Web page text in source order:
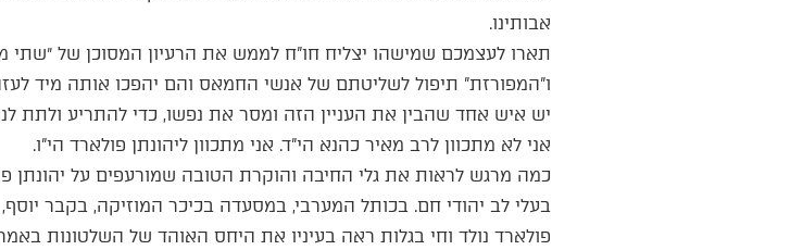
אבותינו.
תארו לעצמכם שמישהו יצליח חו”ח לממש את הרעיון המסוכן של ״שתי
ו”המפורזת” תיפול לשליטתם של אנשי החמאס והם יהפכו אותה מיד לעזה
יש איש אחד שהבין את העניין הזה ומסר את נפשו, כדי להתריע ולתת
אני לא מתכוון לרב מאיר כהנא הי”ד. אני מתכוון ליהונתן פולארד הי”ו.
כמה מרגש לראות את גלי החיבה והוקרת הטובה שמורעפים על יהונתן
בעלי לב יהודי חם. בכותל המערבי, במסעדה בכיכר המוזיקה, בקבר
פולארד נולד וחי בגלות ראה בעיניו את היחס האוהד של השלטונות